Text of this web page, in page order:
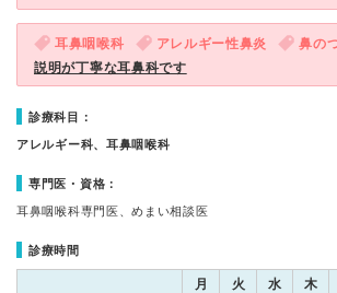
耳鼻咽喉科 アレルギー性鼻炎 鼻の
説明が丁寧な耳鼻科です
診療科目：
アレルギー科、耳鼻咽喉科
専門医・資格：
耳鼻咽喉科専門医、めまい相談医
診療時間
月 火 水 木